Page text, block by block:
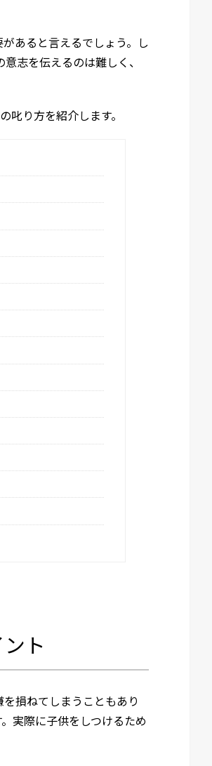
あると言えるでしょう。し
志を伝えるのは難しく、
り方を紹介します。
ト
損ねてしまうこともあり
実際に子供をしつけるため